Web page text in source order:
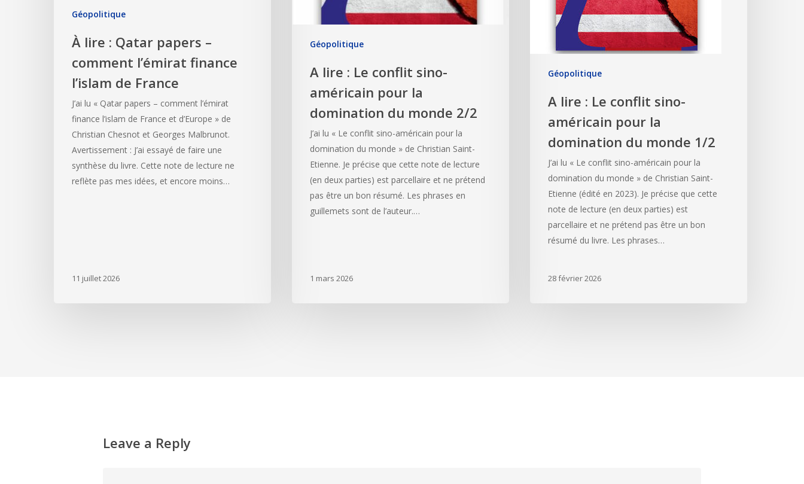
Géopolitique
À lire : Qatar papers –
comment l’émirat finance
l’islam de France
J’ai lu « Qatar papers – comment l’émirat
finance l’islam de France et d’Europe » de
Christian Chesnot et Georges Malbrunot.
Avertissement : J’ai essayé de faire une
synthèse du livre. Cette note de lecture ne
reflète pas mes idées, et encore moins…
11 juillet 2026
Géopolitique
A lire : Le conflit sino-
américain pour la
domination du monde 2/2
J’ai lu « Le conflit sino-américain pour la
domination du monde » de Christian Saint-
Etienne. Je précise que cette note de lecture
(en deux parties) est parcellaire et ne prétend
pas être un bon résumé. Les phrases en
guillemets sont de l’auteur.…
1 mars 2026
Géopolitique
A lire : Le conflit sino-
américain pour la
domination du monde 1/2
J’ai lu « Le conflit sino-américain pour la
domination du monde » de Christian Saint-
Etienne (édité en 2023). Je précise que cette
note de lecture (en deux parties) est
parcellaire et ne prétend pas être un bon
résumé du livre. Les phrases…
28 février 2026
Leave a Reply